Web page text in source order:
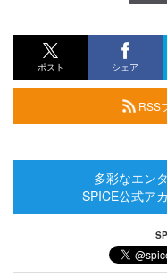
ポスト シェア
RSS
多彩なエン
SPICE公式ア